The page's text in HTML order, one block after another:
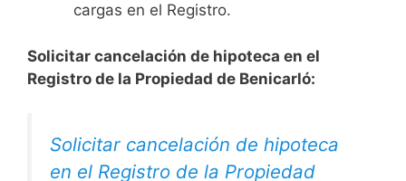
cargas en el Registro.
Solicitar cancelación de hipoteca en el
Registro de la Propiedad de Benicarló:
Solicitar cancelación de hipoteca
en el Registro de la Propiedad